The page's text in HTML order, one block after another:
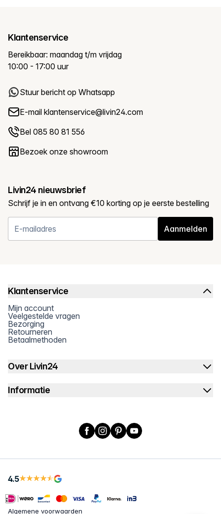
Klantenservice
Bereikbaar: maandag t/m vrijdag
10:00 - 17:00 uur
Stuur bericht op Whatsapp
E-mail klantenservice@livin24.com
Bel 085 80 81 556
Bezoek onze showroom
Livin24 nieuwsbrief
Schrijf je in en ontvang €10 korting op je eerste bestelling
Aanmelden
Klantenservice
Mijn account
Veelgestelde vragen
Bezorging
Retourneren
Betaalmethoden
Over Livin24
Informatie
Facebook
Instagram
PinterestYouTube
4.5
Algemene voorwaarden